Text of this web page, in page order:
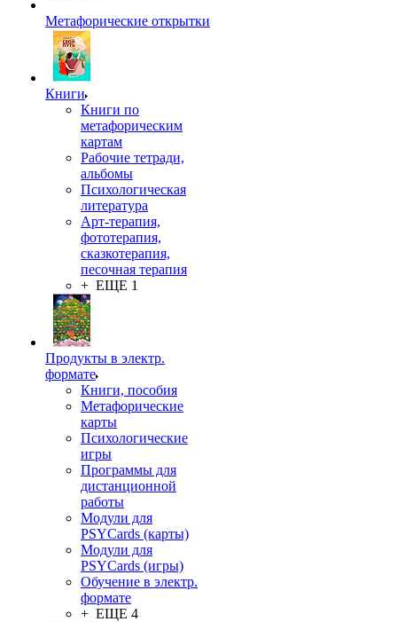
Метафорические открытки
Книги
Книги по
метафорическим
картам
Рабочие тетради,
альбомы
Психологическая
литература
Арт-терапия,
фототерапия,
сказкотерапия,
песочная терапия
+ ЕЩЕ 1
Продукты в электр.
формате
Книги, пособия
Метафорические
карты
Психологические
игры
Программы для
дистанционной
работы
Модули для
PSYCards (карты)
Модули для
PSYCards (игры)
Обучение в электр.
формате
+ ЕЩЕ 4